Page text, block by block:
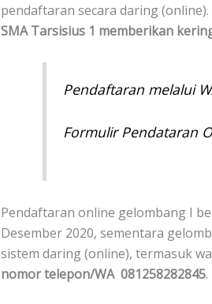
pendaftaran secara daring (online).
SMA Tarsisius 1 memberikan
Pendaftaran melalui
Formulir Pendataran
Pendaftaran online gelombang I
Desember 2020, sementara
sistem daring (online), termasuk
nomor telepon/WA 081258282845.